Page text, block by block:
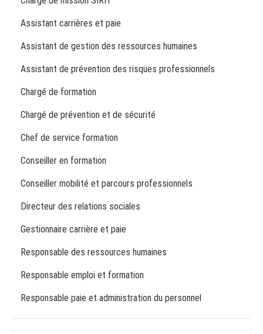
Assistant carrières et paie
Assistant de gestion des ressources humaines
Assistant de prévention des risques professionnels
Chargé de formation
Chargé de prévention et de sécurité
Chef de service formation
Conseiller en formation
Conseiller mobilité et parcours professionnels
Directeur des relations sociales
Gestionnaire carrière et paie
Responsable des ressources humaines
Responsable emploi et formation
Responsable paie et administration du personnel